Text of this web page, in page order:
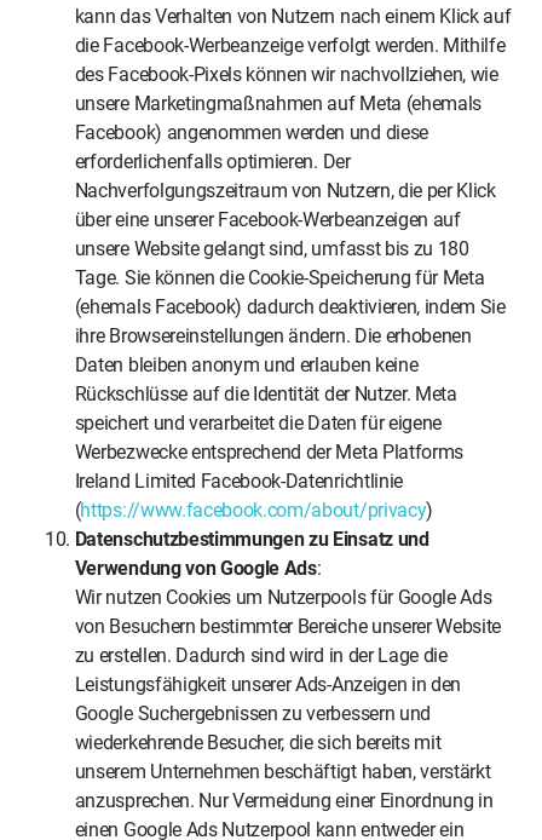
kann das Verhalten von Nutzern nach einem Klick auf
die Facebook-Werbeanzeige verfolgt werden. Mithilfe
des Facebook-Pixels können wir nachvollziehen, wie
unsere Marketingmaßnahmen auf Meta (ehemals
Facebook) angenommen werden und diese
erforderlichenfalls optimieren. Der
Nachverfolgungszeitraum von Nutzern, die per Klick
über eine unserer Facebook-Werbeanzeigen auf
unsere Website gelangt sind, umfasst bis zu 180
Tage. Sie können die Cookie-Speicherung für Meta
(ehemals Facebook) dadurch deaktivieren, indem Sie
ihre Browsereinstellungen ändern. Die erhobenen
Daten bleiben anonym und erlauben keine
Rückschlüsse auf die Identität der Nutzer. Meta
speichert und verarbeitet die Daten für eigene
Werbezwecke entsprechend der Meta Platforms
Ireland Limited Facebook-Datenrichtlinie
(https://www.facebook.com/about/privacy)
Datenschutzbestimmungen zu Einsatz und
Verwendung von Google Ads:
Wir nutzen Cookies um Nutzerpools für Google Ads
von Besuchern bestimmter Bereiche unserer Website
zu erstellen. Dadurch sind wird in der Lage die
Leistungsfähigkeit unserer Ads-Anzeigen in den
Google Suchergebnissen zu verbessern und
wiederkehrende Besucher, die sich bereits mit
unserem Unternehmen beschäftigt haben, verstärkt
anzusprechen. Nur Vermeidung einer Einordnung in
einen Google Ads Nutzerpool kann entweder ein